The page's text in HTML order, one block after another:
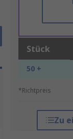
Stück
50 +
*Richtpreis
Zu